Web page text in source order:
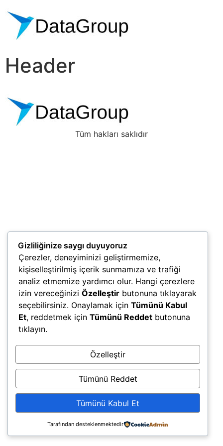
Header
Tüm hakları saklıdır
Gizliliğinize saygı duyuyoruz
Çerezler, deneyiminizi geliştirmemize,
kişiselleştirilmiş içerik sunmamıza ve trafiği
analiz etmemize yardımcı olur. Hangi çerezlere
izin vereceğinizi Özelleştir butonuna tıklayarak
seçebilirsiniz. Onaylamak için Tümünü Kabul
Et, reddetmek için Tümünü Reddet butonuna
tıklayın.
Özelleştir
Tümünü Reddet
Tümünü Kabul Et
Tarafından desteklenmektedir